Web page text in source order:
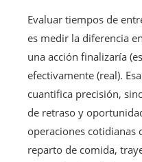
Evaluar tiempos de
es medir la diferencia
una acción finalizaría
efectivamente (real).
cuantifica precisión,
de retraso y
operaciones cotidianas
reparto de comida,